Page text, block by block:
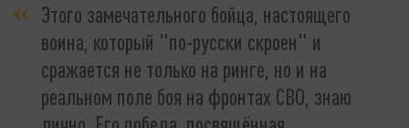
Этого замечательного бойца, настоящего
воина, который "по-русски скроен" и
сражается не только на ринге, но и на
реальном поле боя на фронтах СВО, знаю